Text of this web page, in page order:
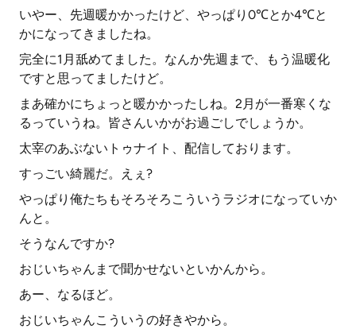
いやー、先週暖かかったけど、やっぱり0℃とか4℃と
かになってきましたね。
完全に1月舐めてました。なんか先週まで、もう温暖化
ですと思ってましたけど。
まあ確かにちょっと暖かかったしね。2月が一番寒くな
るっていうね。皆さんいかがお過ごしでしょうか。
太宰のあぶないトゥナイト、配信しております。
すっごい綺麗だ。えぇ?
やっぱり俺たちもそろそろこういうラジオになっていか
んと。
そうなんですか?
おじいちゃんまで聞かせないといかんから。
あー、なるほど。
おじいちゃんこういうの好きやから。